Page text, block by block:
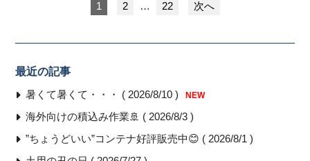
1 2 … 22 次へ
最近の記事
暑くて暑くて・・・ ( 2026/8/10 ) NEW
海外向けの積込み作業🚢 ( 2026/8/3 )
”ちょうどいい”コンテナ好評販売中😊 ( 2026/8/1 )